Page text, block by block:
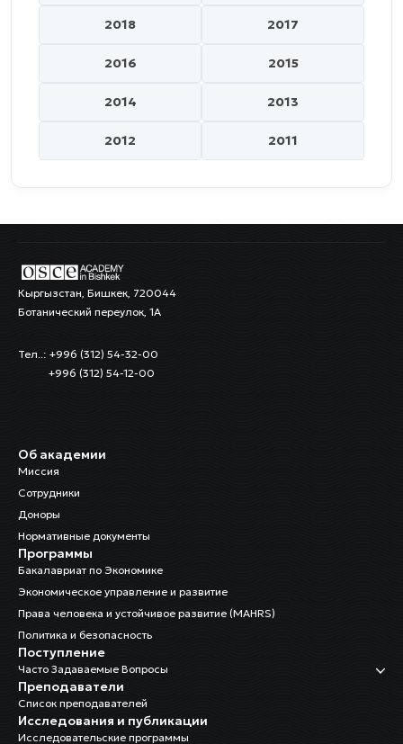
2018 2017
2016 2015
2014 2013
2012 2011
Кыргызстан, Бишкек, 720044
Ботанический переулок, 1А
Тел..: +996 (312) 54-32-00
+996 (312) 54-12-00
Об академии
Миссия
Сотрудники
Доноры
Нормативные документы
Программы
Бакалавриат по Экономике
Экономическое управление и развитие
Права человека и устойчивое развитие (MAHRS)
Политика и безопасность
Поступление
Часто Задаваемые Вопросы
Преподаватели
Список преподавателей
Исследования и публикации
Исследовательские программы